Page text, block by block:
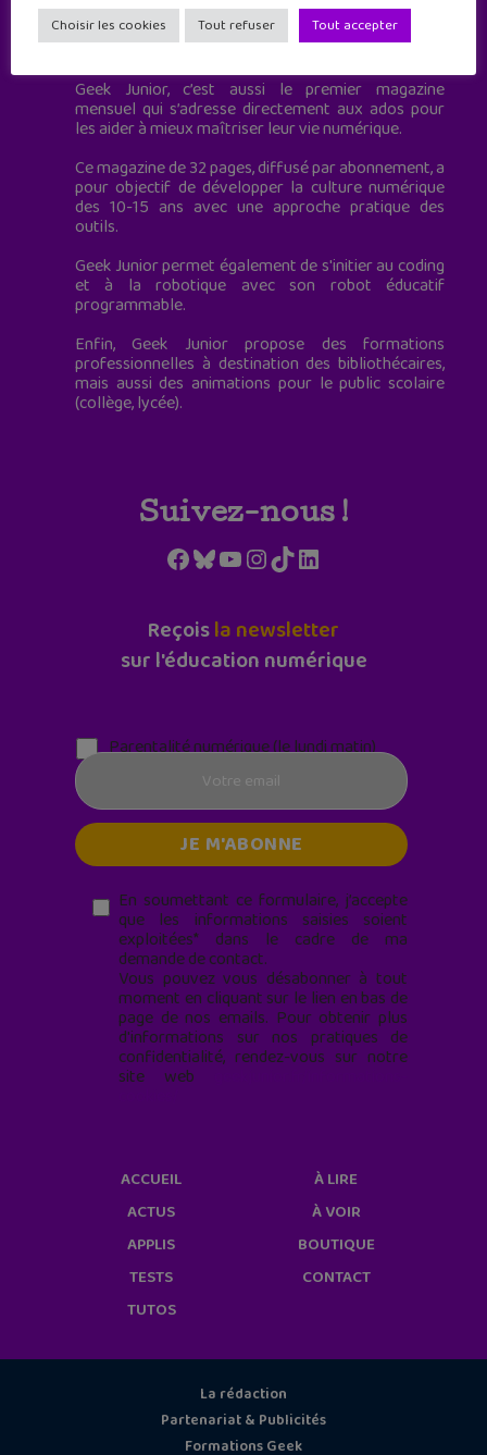
Geek Junior est le premier site de culture numérique
à destination des adolescents.
Geek Junior, c’est aussi le premier magazine
mensuel qui s’adresse directement aux ados pour
les aider à mieux maîtriser leur vie numérique.
Ce magazine de 32 pages, diffusé par abonnement, a
pour objectif de développer la culture numérique
des 10-15 ans avec une approche pratique des
outils.
Geek Junior permet également de s'initier au coding
et à la robotique avec son robot éducatif
programmable.
Enfin, Geek Junior propose des formations
professionnelles à destination des bibliothécaires,
mais aussi des animations pour le public scolaire
(collège, lycée).
Suivez-nous !
Facebook
Bluesky
YouTube
Instagram
TikTokLinkedIn
Reçoisla newsletter
sur l'éducation numérique
Parentalité numérique (le lundi matin)
En soumettant ce formulaire, j’accepte
que les informations saisies soient
exploitées* dans le cadre de ma
demande de contact.
Vous pouvez vous désabonner à tout
moment en cliquant sur le lien en bas de
page de nos emails. Pour obtenir plus
d'informations sur nos pratiques de
confidentialité, rendez-vous sur notre
site web
Choisir les cookies Tout refuser Tout accepter
ACCUEIL
ACTUS
APPLIS
TESTS
TUTOS
À LIRE
À VOIR
BOUTIQUE
CONTACT
La rédaction
Partenariat & Publicités
Formations Geek